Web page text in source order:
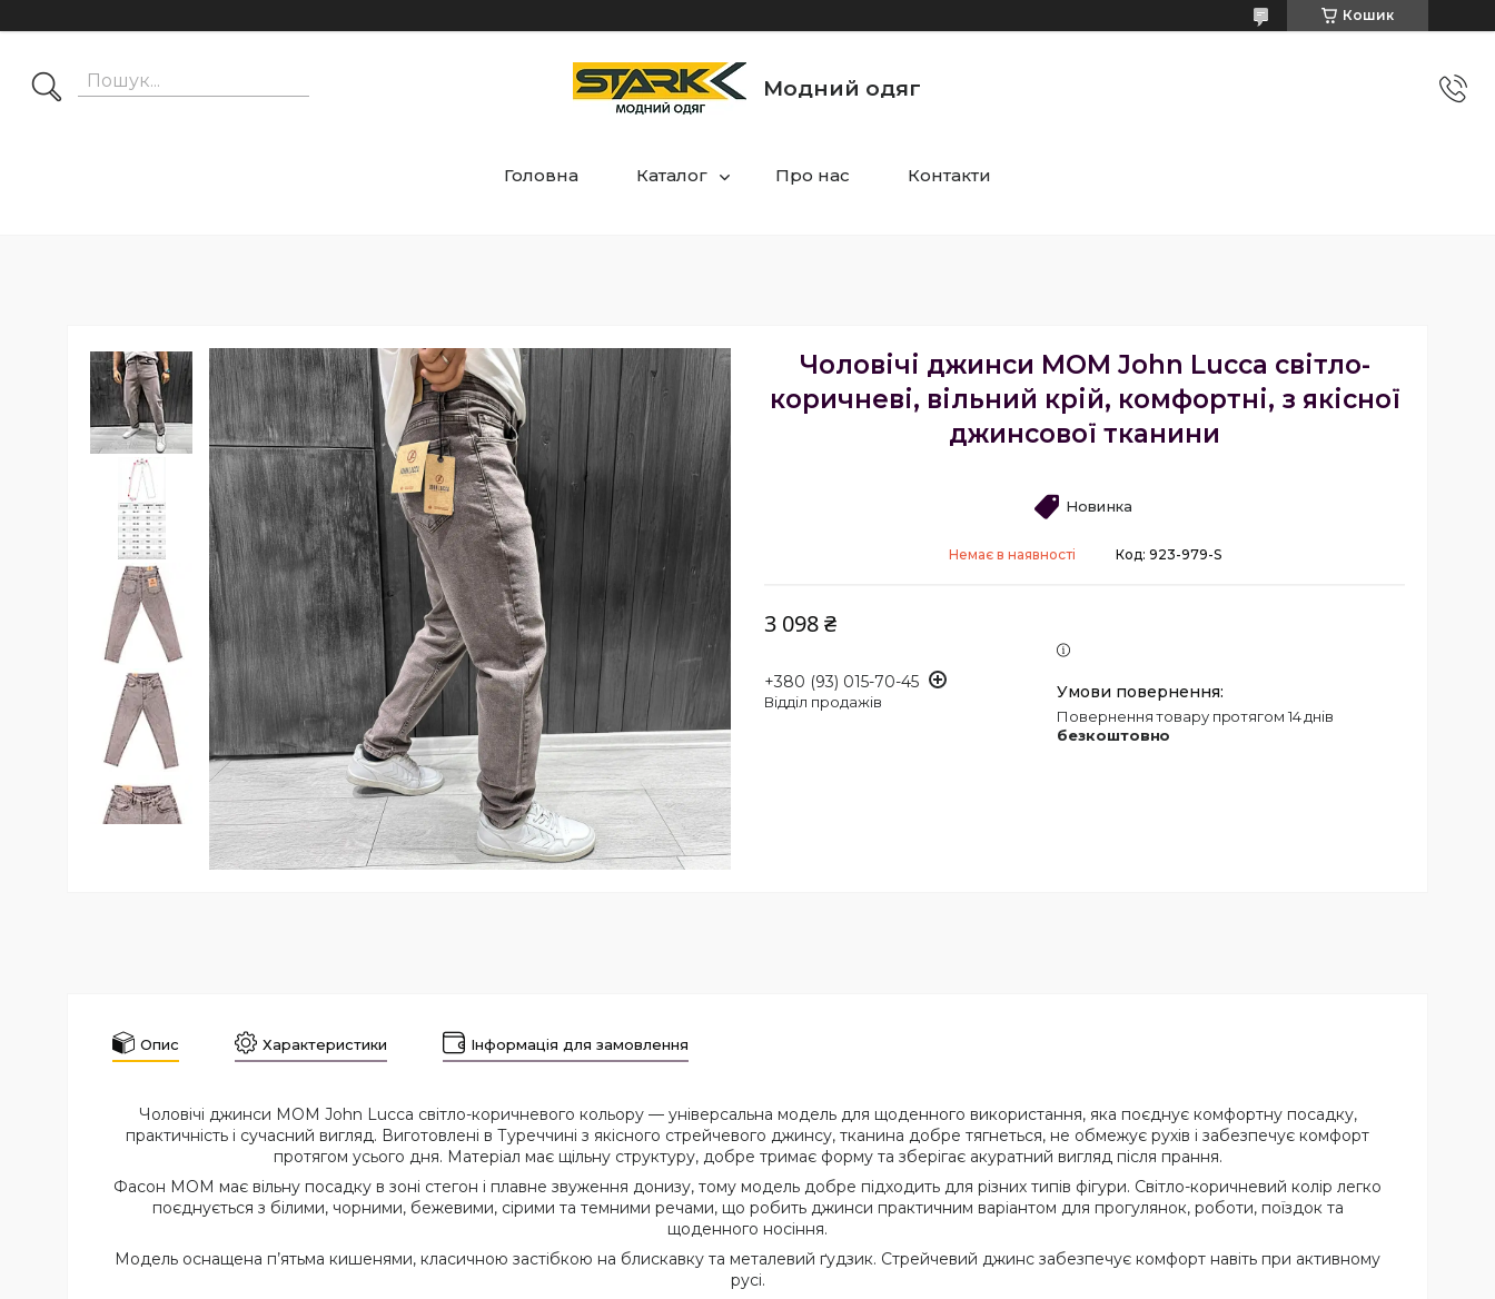
Кошик
Модний одяг
Головна Каталог Про нас Контакти
Чоловічі джинси МОМ John Lucca світло-
коричневі, вільний крій, комфортні, з якісної
джинсової тканини
Новинка
Немає в наявності Код: 923-979-S
3 098 ₴
+380 (93) 015-70-45
Відділ продажів
повернення товару протягом 14 днів
безкоштовно
Опис Характеристики Інформація для замовлення
Чоловічі джинси МОМ John Lucca світло-коричневого кольору — універсальна модель для щоденного використання, яка поєднує комфортну посадку,
практичність і сучасний вигляд. Виготовлені в Туреччині з якісного стрейчевого джинсу, тканина добре тягнеться, не обмежує рухів і забезпечує комфорт
протягом усього дня. Матеріал має щільну структуру, добре тримає форму та зберігає акуратний вигляд після прання.
Фасон МОМ має вільну посадку в зоні стегон і плавне звуження донизу, тому модель добре підходить для різних типів фігури. Світло-коричневий колір легко
поєднується з білими, чорними, бежевими, сірими та темними речами, що робить джинси практичним варіантом для прогулянок, роботи, поїздок та
щоденного носіння.
Модель оснащена п’ятьма кишенями, класичною застібкою на блискавку та металевий ґудзик. Стрейчевий джинс забезпечує комфорт навіть при активному
русі.